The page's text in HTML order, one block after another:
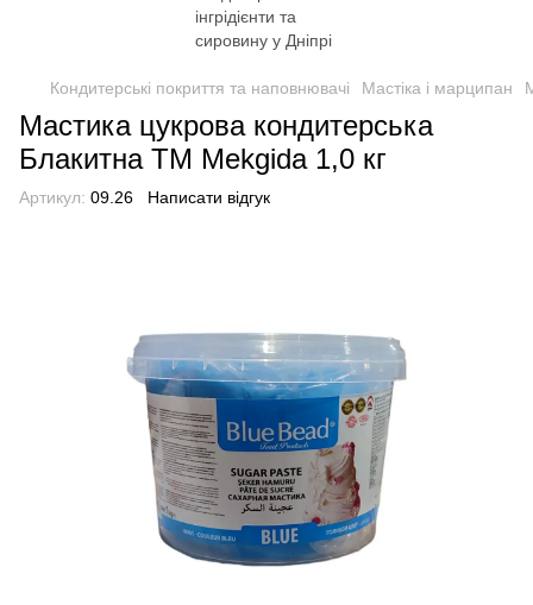
Кондитерські покриття та наповнювачі Мастіка і марципан
Мастика цукрова кондитерська
Блакитна TM Mekgida 1,0 кг
Артикул: 09.26 Написати відгук